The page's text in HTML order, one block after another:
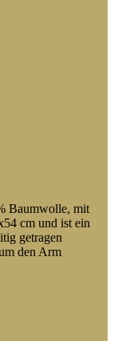
Baumwolle, mit
cm und ist ein
getragen
den Arm